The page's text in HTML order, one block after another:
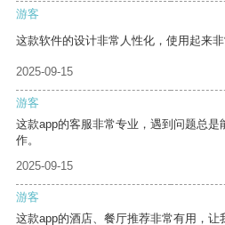
游客
这款软件的设计非常人性化，使用起来非
2025-09-15
游客
这款app的客服非常专业，遇到问题总
作。
2025-09-15
游客
这款app的酒店、餐厅推荐非常有用，